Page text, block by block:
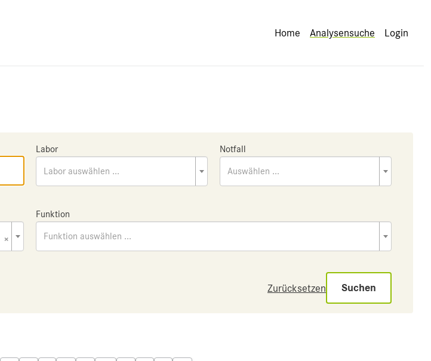
Home Analysensuche Login
Labor
Labor auswählen ...
Notfall
Auswählen ...
×
Funktion
Funktion auswählen ...
Zurücksetzen Suchen